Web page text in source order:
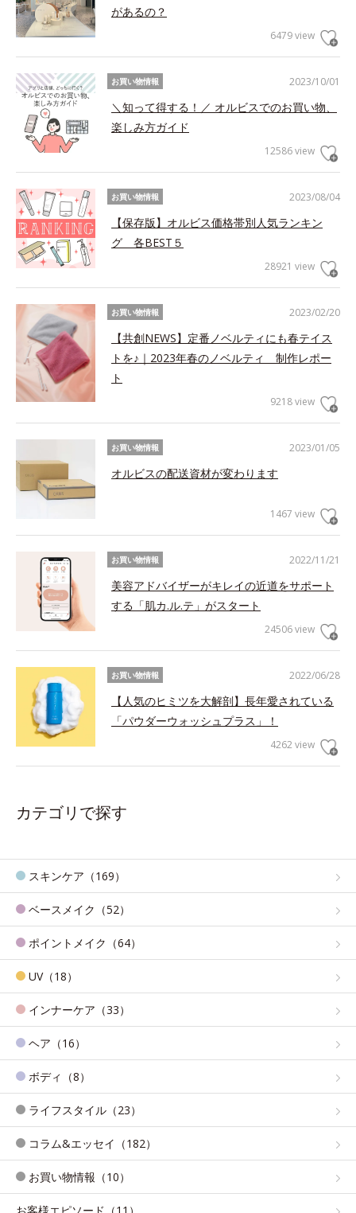
があるの？
6479 view
2023/10/01
お買い物情報
＼知って得する！／ オルビスでのお買い物、
楽しみ方ガイド
12586 view
2023/08/04
お買い物情報
【保存版】オルビス価格帯別人気ランキン
グ 各BEST５
28921 view
2023/02/20
お買い物情報
【共創NEWS】定番ノベルティにも春テイス
トを♪｜2023年春のノベルティ 制作レポー
ト
9218 view
2023/01/05
お買い物情報
オルビスの配送資材が変わります
1467 view
2022/11/21
お買い物情報
美容アドバイザーがキレイの近道をサポート
する「肌カ.ル.テ」がスタート
24506 view
2022/06/28
お買い物情報
【人気のヒミツを大解剖】長年愛されている
「パウダーウォッシュプラス」！
4262 view
カテゴリで探す
スキンケア（169）
ベースメイク（52）
ポイントメイク（64）
UV（18）
インナーケア（33）
ヘア（16）
ボディ（8）
ライフスタイル（23）
コラム&エッセイ（182）
お買い物情報（10）